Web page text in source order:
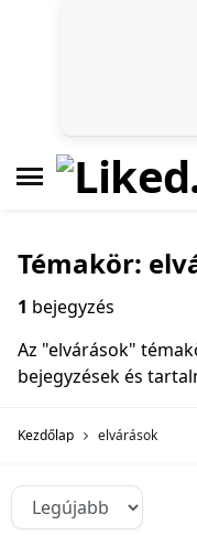
Témakör:
1 bejegyzés
Az "elvárások"
bejegyzések és
Kezdőlap elvárások